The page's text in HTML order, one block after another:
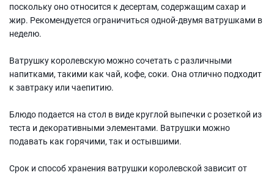
поскольку оно относится к десертам, содержащим сахар и
жир. Рекомендуется ограничиться одной-двумя ватрушками в
неделю.
Ватрушку королевскую можно сочетать с различными
напитками, такими как чай, кофе, соки. Она отлично подходит
к завтраку или чаепитию.
Блюдо подается на стол в виде круглой выпечки с розеткой из
теста и декоративными элементами. Ватрушки можно
подавать как горячими, так и остывшими.
Срок и способ хранения ватрушки королевской зависит от